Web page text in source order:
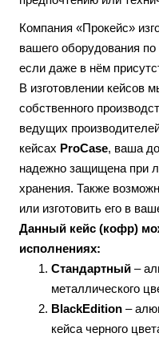
Компания «Прокейс»
вашего оборудования
если даже в нём
В изготовлении кейсов
собственного
ведущих
кейсах ProCase, ваша
надежно защищена при
хранения. Также
или изготовить его в
Данный кейс (кофр)
исполнениях:
Стандартный –
металлического
BlackEdition –
кейса черного